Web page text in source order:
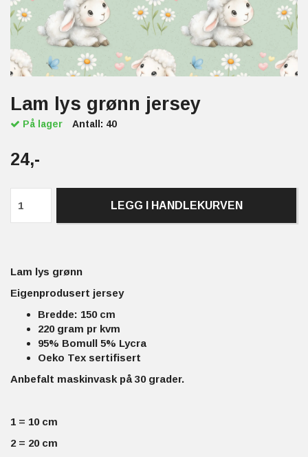
Lam lys grønn jersey
På lager Antall: 40
24,-
LEGG I HANDLEKURVEN
Lam lys grønn
Eigenprodusert jersey
Bredde: 150 cm
220 gram pr kvm
95% Bomull 5% Lycra
Oeko Tex sertifisert
Anbefalt maskinvask på 30 grader.
1 = 10 cm
2 = 20 cm